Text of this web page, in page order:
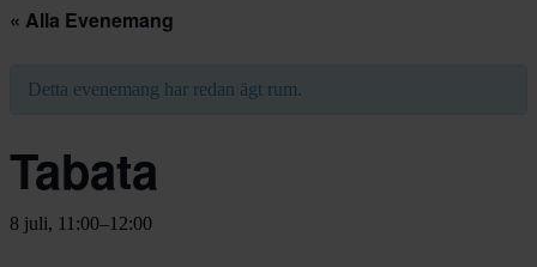
« Alla Evenemang
Detta evenemang har redan ägt rum.
Tabata
8 juli, 11:00–12:00